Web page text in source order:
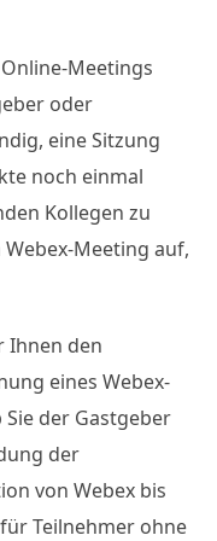
Meetings
oder
eine Sitzung
noch einmal
Kollegen zu
Meeting auf,
Ihnen den
eines Webex-
der Gastgeber
der
von Webex bis
Teilnehmer ohne